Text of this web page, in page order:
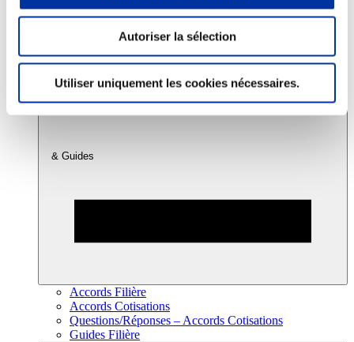
Autoriser la sélection
Utiliser uniquement les cookies nécessaires.
Sources d’information
Accords
& Guides
Accords Filière
Accords Cotisations
Questions/Réponses – Accords Cotisations
Guides Filière